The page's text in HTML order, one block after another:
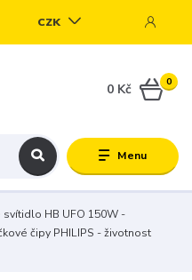
Menu
CZK
0
0 Kč
HB UFO 150W -
čipy PHILIPS - životnost